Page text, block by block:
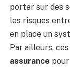
porter sur des
les risques
en place un
Par ailleurs,
assurance